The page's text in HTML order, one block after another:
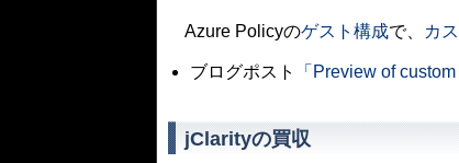
Azure Policyのゲスト構成で、 カ
ブログポスト 「Preview of
jClarityの買収